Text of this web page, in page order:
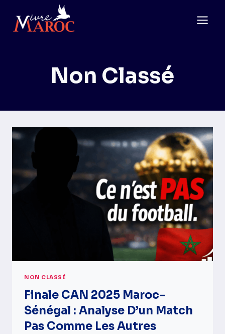
contenu
Non Classé
NON CLASSÉ
Finale CAN 2025 Maroc–
Sénégal : Analyse D’un Match
Pas Comme Les Autres